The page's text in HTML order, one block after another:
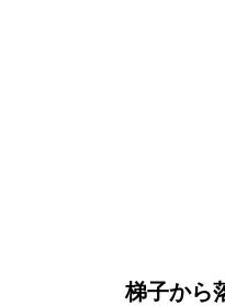
梯子から